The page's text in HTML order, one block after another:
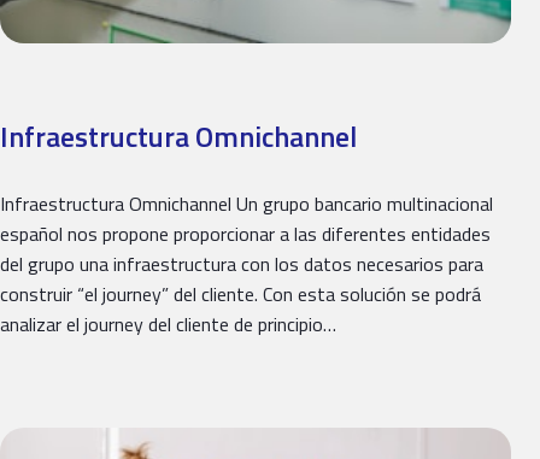
Infraestructura Omnichannel
Infraestructura Omnichannel Un grupo bancario multinacional
español nos propone proporcionar a las diferentes entidades
del grupo una infraestructura con los datos necesarios para
construir “el journey” del cliente. Con esta solución se podrá
analizar el journey del cliente de principio…